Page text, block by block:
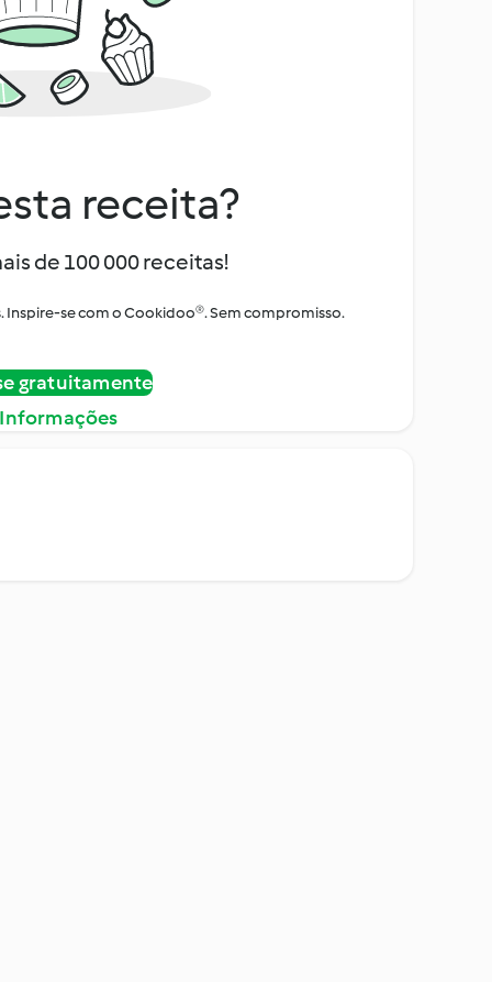
receita?
de 100 000 receitas!
Inspire-se com o Cookidoo®. Sem compromisso.
gratuitamente